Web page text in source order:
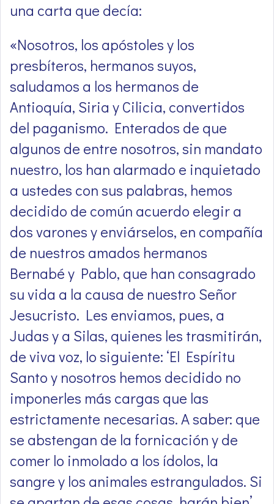
una carta que decía:
«Nosotros, los apóstoles y los
presbíteros, hermanos suyos,
saludamos a los hermanos de
Antioquía, Siria y Cilicia, convertidos
del paganismo. Enterados de que
algunos de entre nosotros, sin mandato
nuestro, los han alarmado e inquietado
a ustedes con sus palabras, hemos
decidido de común acuerdo elegir a
dos varones y enviárselos, en compañía
de nuestros amados hermanos
Bernabé y Pablo, que han consagrado
su vida a la causa de nuestro Señor
Jesucristo. Les enviamos, pues, a
Judas y a Silas, quienes les trasmitirán,
de viva voz, lo siguiente: ‘El Espíritu
Santo y nosotros hemos decidido no
imponerles más cargas que las
estrictamente necesarias. A saber: que
se abstengan de la fornicación y de
comer lo inmolado a los ídolos, la
sangre y los animales estrangulados. Si